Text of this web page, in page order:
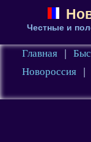
Честные и
Главная |
Новороссия
|